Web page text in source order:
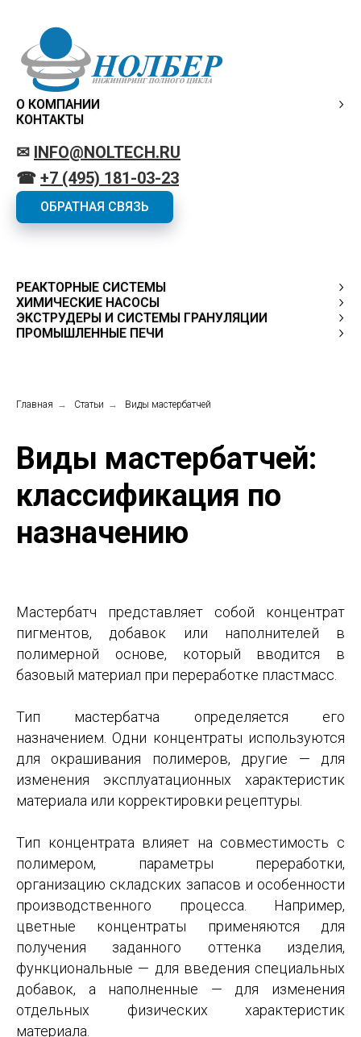
О КОМПАНИИ
КОНТАКТЫ
✉ INFO@NOLTECH.RU
☎ +7 (495) 181-03-23
ОБРАТНАЯ СВЯЗЬ
РЕАКТОРНЫЕ СИСТЕМЫ
ХИМИЧЕСКИЕ НАСОСЫ
ЭКСТРУДЕРЫ И СИСТЕМЫ ГРАНУЛЯЦИИ
ПРОМЫШЛЕННЫЕ ПЕЧИ
Главная → Статьи → Виды мастербатчей
Виды мастербатчей:
классификация по
назначению
Мастербатч представляет собой концентрат
пигментов, добавок или наполнителей в
полимерной основе, который вводится в
базовый материал при переработке пластмасс.
Тип мастербатча определяется его
назначением. Одни концентраты используются
для окрашивания полимеров, другие — для
изменения эксплуатационных характеристик
материала или корректировки рецептуры.
Тип концентрата влияет на совместимость с
полимером, параметры переработки,
организацию складских запасов и особенности
производственного процесса. Например,
цветные концентраты применяются для
получения заданного оттенка изделия,
функциональные — для введения специальных
добавок, а наполненные — для изменения
отдельных физических характеристик
материала.